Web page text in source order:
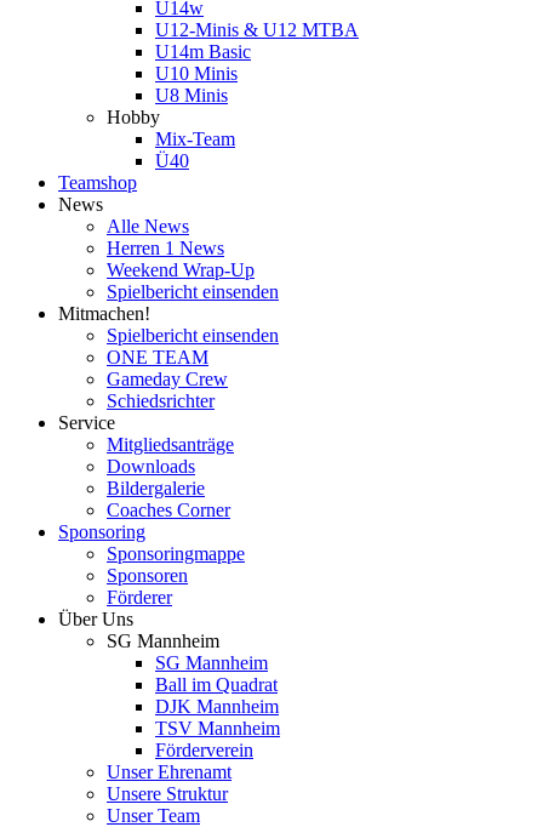
U14w
U12-Minis & U12 MTBA
U14m Basic
U10 Minis
U8 Minis
Hobby
Mix-Team
Ü40
Teamshop
News
Alle News
Herren 1 News
Weekend Wrap-Up
Spielbericht einsenden
Mitmachen!
Spielbericht einsenden
ONE TEAM
Gameday Crew
Schiedsrichter
Service
Mitgliedsanträge
Downloads
Bildergalerie
Coaches Corner
Sponsoring
Sponsoringmappe
Sponsoren
Förderer
Über Uns
SG Mannheim
SG Mannheim
Ball im Quadrat
DJK Mannheim
TSV Mannheim
Förderverein
Unser Ehrenamt
Unsere Struktur
Unser Team